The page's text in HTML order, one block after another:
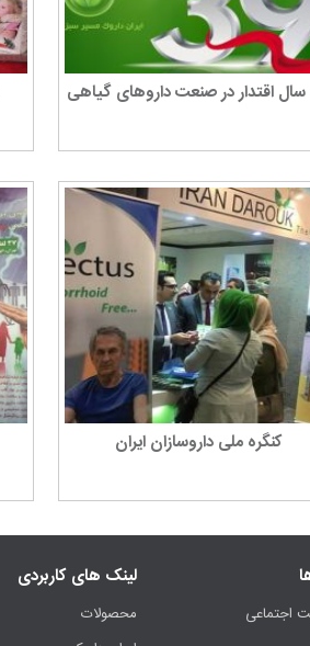
کنگره ملی داروسازان ایران
لینک های کاربردی
محصولات
اجتماعی